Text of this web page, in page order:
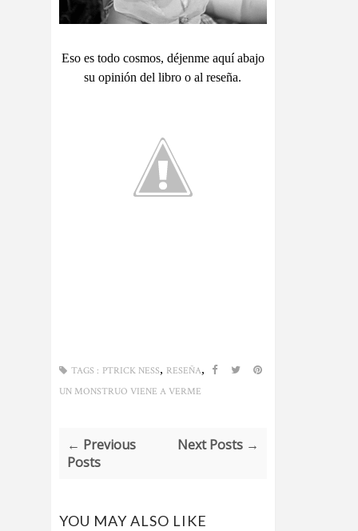
Eso es todo cosmos, déjenme aquí abajo
su opinión del libro o al reseña.
TAGS : PTRICK NESS, RESEÑA,
UN MONSTRUO VIENE A VERME
← Previous
Posts
Next Posts →
YOU MAY ALSO LIKE